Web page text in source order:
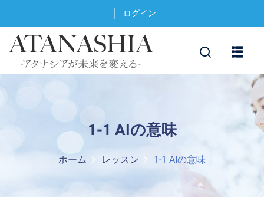
ログイン
1-1 AIの意味
ホーム レッスン 1-1 AIの意味